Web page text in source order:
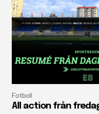
Fotboll
All action från